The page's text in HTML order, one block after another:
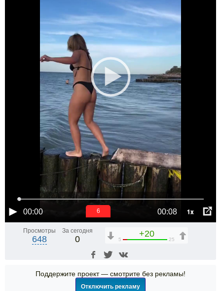
00:00 00:08 1x
5
Просмотры
648
За сегодня
0
+20
5 25
Поддержите проект — смотрите без рекламы!
Отключить рекламу